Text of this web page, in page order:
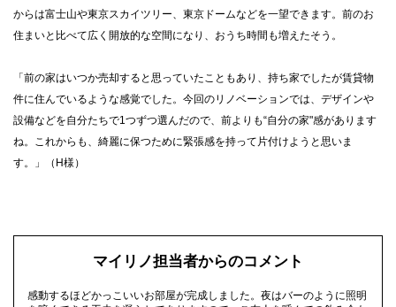
からは富士山や東京スカイツリー、東京ドームなどを一望できます。前のお
住まいと比べて広く開放的な空間になり、おうち時間も増えたそう。
「前の家はいつか売却すると思っていたこともあり、持ち家でしたが賃貸物
件に住んでいるような感覚でした。今回のリノベーションでは、デザインや
設備などを自分たちで1つずつ選んだので、前よりも“自分の家"感があります
ね。これからも、綺麗に保つために緊張感を持って片付けようと思いま
す。」（H様）
マイリノ担当者からのコメント
感動するほどかっこいいお部屋が完成しました。夜はバーのように照明